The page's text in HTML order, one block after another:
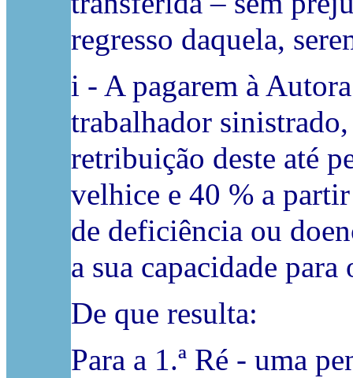
regresso daquela,
i - A pagarem à
trabalhador
retribuição deste até
velhice e 40 % a
de deficiência ou
a sua capacidade
De que resulta:
Para a 1.ª Ré - uma